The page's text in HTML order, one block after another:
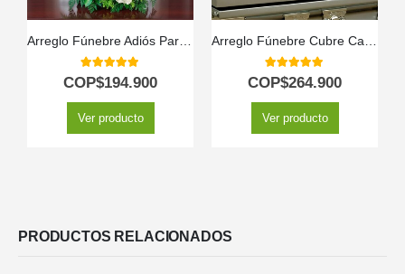
5.00out of 5
COP$194.900
Ver producto
5.00out of 5
COP$264.900
Ver producto
PRODUCTOS RELACIONADOS